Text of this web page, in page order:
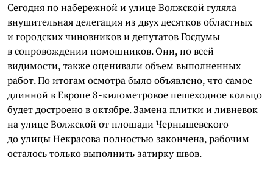
Сегодня по набережной и улице Волжской гуляла
внушительная делегация из двух десятков областных
и городских чиновников и депутатов Госдумы
в сопровождении помощников. Они, по всей
видимости, также оценивали объем выполненных
работ. По итогам осмотра было объявлено, что самое
длинной в Европе 8-километровое пешеходное кольцо
будет достроено в октябре. Замена плитки и ливневок
на улице Волжской от площади Чернышевского
до улицы Некрасова полностью закончена, рабочим
осталось только выполнить затирку швов.